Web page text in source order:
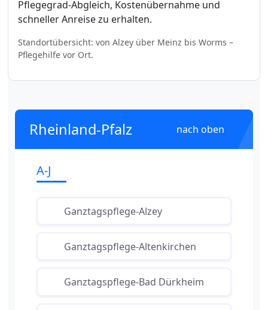
Pflegegrad-Abgleich, Kostenübernahme und
schneller Anreise zu erhalten.
Standortübersicht: von Alzey über Meinz bis Worms –
Pflegehilfe vor Ort.
Rheinland-Pfalz nach oben
A-J
Ganztagspflege-Alzey
Ganztagspflege-Altenkirchen
Ganztagspflege-Bad Dürkheim